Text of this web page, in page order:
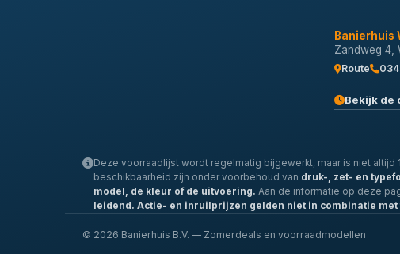
Banierhuis
Zandweg 4,
Route
Bekijk de
Deze voorraadlijst wordt regelmatig bijgewerkt, maar is niet
beschikbaarheid zijn onder voorbehoud van druk-, zet- en
model, de kleur of de uitvoering. Aan de informatie op deze
leidend. Actie- en inruilprijzen gelden niet in combinatie
© 2026 Banierhuis B.V. — Zomerdeals en voorraadmodellen